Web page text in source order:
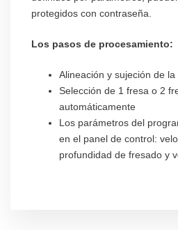
protegidos con contraseña.
Los pasos de procesamiento:
Alineación y sujeción de la
Selección de 1 fresa o 2
automáticamente
Los parámetros del
en el panel de control:
profundidad de fresado y